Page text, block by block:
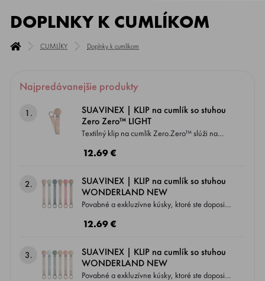
DOPLNKY K CUMLÍKOM
CUMLÍKY Doplnky k cumlíkom
Najpredávanejšie produkty
1.
SUAVINEX | KLIP na cumlík so stuhou
Zero Zero™ LIGHT
Textilný klip na cumlík Zero.Zero™ slúži na
dieťaťa, aby nespadol na zem ani sa nestratil.
Mäkký a pružný textilný klip je farebne zladený
so všetkými cumlíkmi Zero.Zero™ .
12.69 €
2.
SUAVINEX | KLIP na cumlík so stuhou
WONDERLAND NEW
Povabné a exkluzívne kúsky, ktoré ste doposiaľ
ktorý spája krásu a kvalitu v jednom. Klip so
a silikónovým krúžkom, ktorý môžete
kdekoľvek pohodlne pripnúť.
12.69 €
3.
SUAVINEX | KLIP na cumlík so stuhou
WONDERLAND NEW
Povabné a exkluzívne kúsky, ktoré ste doposiaľ